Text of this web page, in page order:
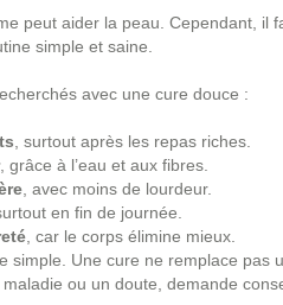
peut aider la peau. Cependant, il
simple et saine.
avec une cure douce :
, surtout après les repas riches.
, grâce à l’eau et aux fibres.
, avec moins de lourdeur.
en fin de journée.
, car le corps élimine mieux.
simple. Une cure ne remplace pas
ou un doute, demande